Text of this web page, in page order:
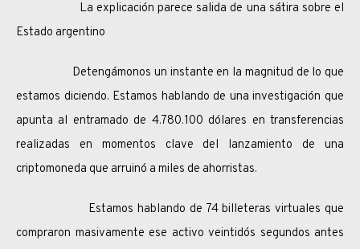
La explicación parece salida de una sátira sobre el
Estado argentino
Detengámonos un instante en la magnitud de lo que
estamos diciendo. Estamos hablando de una investigación que
apunta al entramado de 4.780.100 dólares en transferencias
realizadas en momentos clave del lanzamiento de una
criptomoneda que arruinó a miles de ahorristas.
Estamos hablando de 74 billeteras virtuales que
compraron masivamente ese activo veintidós segundos antes